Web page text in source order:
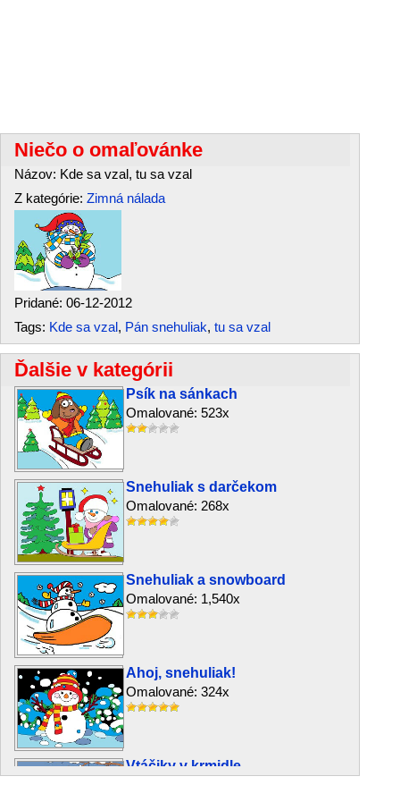
Niečo o omaľovánke
Názov: Kde sa vzal, tu sa vzal
Z kategórie: Zimná nálada
Pridané: 06-12-2012
Tags: Kde sa vzal, Pán snehuliak, tu sa vzal
Ďalšie v kategórii
Psík na sánkach
Omalované: 523x
Snehuliak s darčekom
Omalované: 268x
Snehuliak a snowboard
Omalované: 1,540x
Ahoj, snehuliak!
Omalované: 324x
Vtáčiky v krmidle